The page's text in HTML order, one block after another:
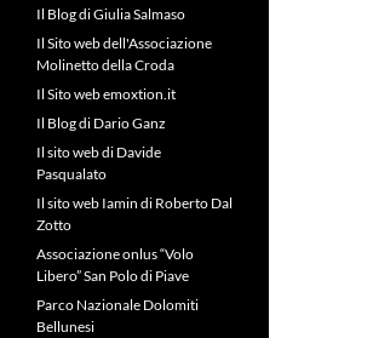
Il Blog di Giulia Salmaso
Il Sito web dell'Associazione
Molinetto della Croda
Il Sito web emoxtion.it
Il Blog di Dario Ganz
Il sito web di Davide
Pasqualato
Il sito web Iamin di Roberto Dal
Zotto
Associazione onlus “Volo
Libero” San Polo di Piave
Parco Nazionale Dolomiti
Bellunesi